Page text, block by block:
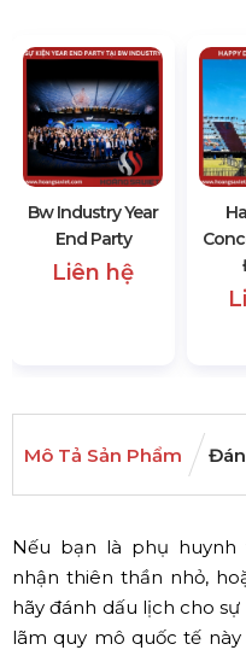
Bw Industry Year
End Party
Liên hệ
Mô Tả Sản Phẩm
Nếu bạn là phụ huynh
nhận thiên thần nhỏ,
hãy đánh dấu lịch cho sự
lãm quy mô quốc tế